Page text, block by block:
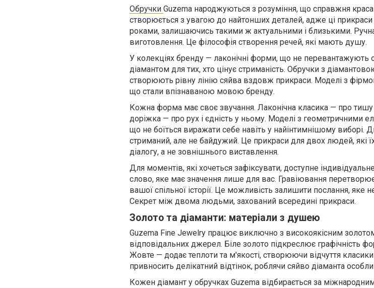
Обручки Guzema народжуються з розуміння, що справжня
створюється з увагою до найтонших деталей, адже ці
роками, залишаючись такими ж актуальними і близькими.
виготовлення. Це філософія створення речей, які мають душу.
У колекціях бренду — лаконічні форми, що не перевантажують
діамантом для тих, хто цінує стриманість. Обручки з
створюють рівну лінію сяйва вздовж прикраси. Моделі з
що стали впізнаваною мовою бренду.
Кожна форма має своє звучання. Лаконічна класика — про тишу
доріжка — про рух і єдність у ньому. Моделі з геометричними
що не боїться виражати себе навіть у найінтимнішому виборі.
стриманий, але не байдужий. Це прикраси для двох людей, які
діалогу, а не зовнішнього виставлення.
Для моментів, які хочеться зафіксувати, доступне
слово, яке має значення лише для вас. Гравіювання
вашої спільної історії. Це можливість залишити послання, яке
Секрет між двома людьми, захований всередині прикраси.
Золото та діаманти: матеріали з душею
Guzema Fine Jewelry працює виключно з високоякісним
відповідальних джерел. Біле золото підкреслює графічність
Жовте — додає теплоти та м'якості, створюючи відчуття
привносить делікатний відтінок, роблячи сяйво діаманта
Кожен діамант у обручках Guzema відбирається за